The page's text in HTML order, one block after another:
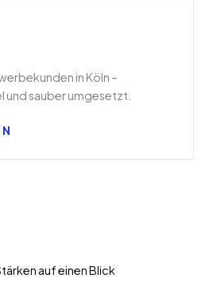
in Köln –
sauber umgesetzt.
auf einen Blick